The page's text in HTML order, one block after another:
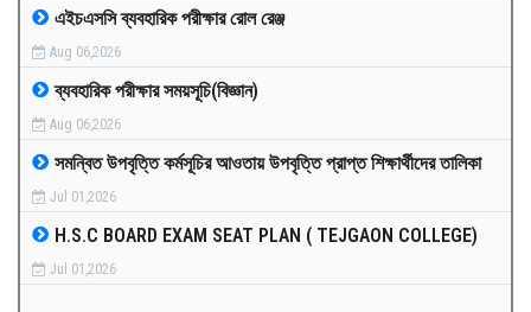
MEDIA
PAYMENT
CO-CURRICULUM
RESULTS
এইচএসসি ব্যবহারিক পরীক্ষার রোল রেঞ্জ
Aug 06,2026
ব্যবহারিক পরীক্ষার সময়সূচি(বিজ্ঞান)
Aug 06,2026
সমন্বিত উপবৃত্তি কর্মসূচির আওতায় উপবৃত্তি প্রাপ্ত শিক্ষার্থীদের তালিকা
Jul 01,2026
H.S.C BOARD EXAM SEAT PLAN ( TEJGAON COLLEGE)
Jul 01,2026